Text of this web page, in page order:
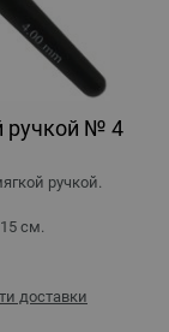
ручкой № 4
ручкой.
см.
доставки